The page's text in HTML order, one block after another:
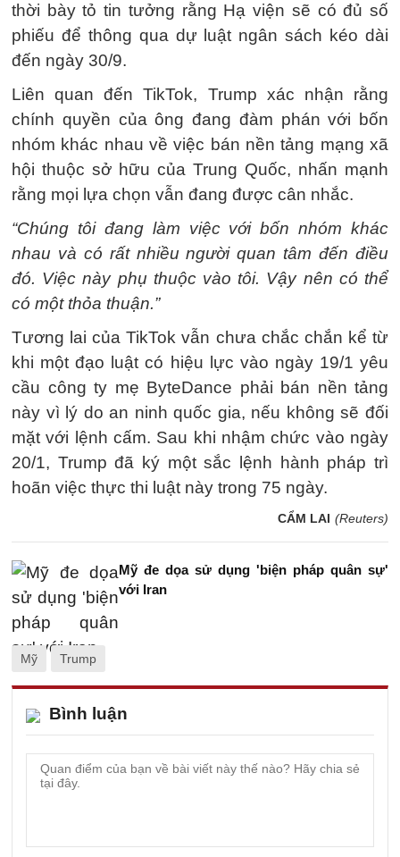
thời bày tỏ tin tưởng rằng Hạ viện sẽ có đủ số
phiếu để thông qua dự luật ngân sách kéo dài
đến ngày 30/9.
Liên quan đến TikTok, Trump xác nhận rằng
chính quyền của ông đang đàm phán với bốn
nhóm khác nhau về việc bán nền tảng mạng xã
hội thuộc sở hữu của Trung Quốc, nhấn mạnh
rằng mọi lựa chọn vẫn đang được cân nhắc.
“Chúng tôi đang làm việc với bốn nhóm khác
nhau và có rất nhiều người quan tâm đến điều
đó. Việc này phụ thuộc vào tôi. Vậy nên có thể
có một thỏa thuận.”
Tương lai của TikTok vẫn chưa chắc chắn kể từ
khi một đạo luật có hiệu lực vào ngày 19/1 yêu
cầu công ty mẹ ByteDance phải bán nền tảng
này vì lý do an ninh quốc gia, nếu không sẽ đối
mặt với lệnh cấm. Sau khi nhậm chức vào ngày
20/1, Trump đã ký một sắc lệnh hành pháp trì
hoãn việc thực thi luật này trong 75 ngày.
CẨM LAI (Reuters)
Mỹ đe dọa sử dụng 'biện pháp quân sự'
với Iran
Mỹ Trump
Bình luận